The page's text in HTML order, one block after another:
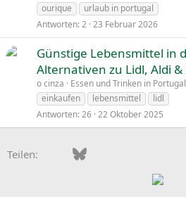
ourique
urlaub in portugal
Antworten 2 23 Februar 2026
Günstige Lebensmittel in
Alternativen zu Lidl, Aldi
o cinza Essen und Trinken in Portugal
einkaufen
lebensmittel
lidl
Antworten 26 22 Oktober 2025
Teilen: FacebookBluesky